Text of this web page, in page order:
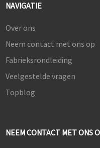
NAVIGATIE
Over ons
Neem contact met ons op
Fabrieksrondleiding
Veelgestelde vragen
Topblog
NEEM CONTACT MET ONS